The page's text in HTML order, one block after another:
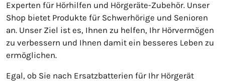
Experten für Hörhilfen und Hörgeräte-Zubehör. Unser
Shop bietet Produkte für Schwerhörige und Senioren
an. Unser Ziel ist es, Ihnen zu helfen, Ihr Hörvermögen
zu verbessern und Ihnen damit ein besseres Leben zu
ermöglichen.
Egal, ob Sie nach Ersatzbatterien für Ihr Hörgerät